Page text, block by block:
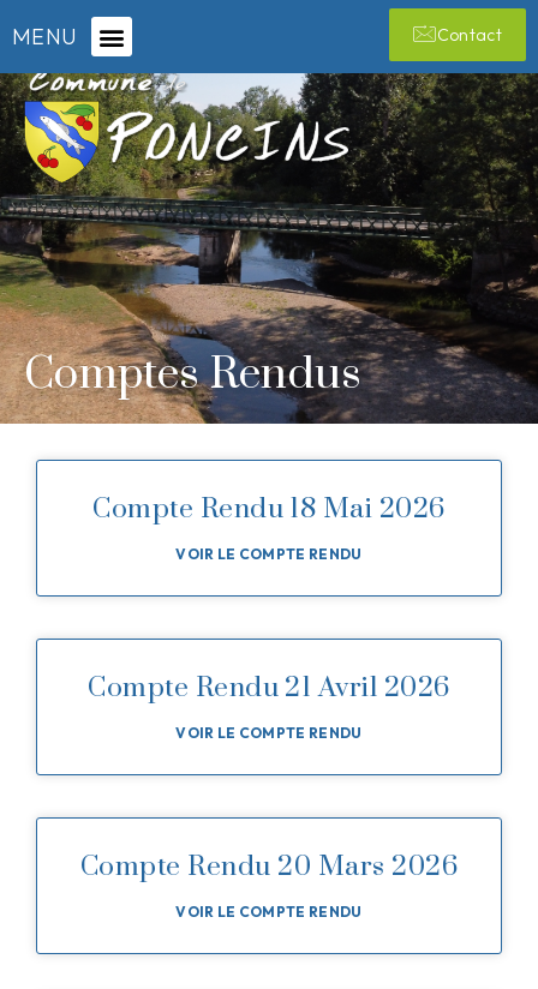
MENU Contact
Comptes Rendus
Compte Rendu 18 Mai 2026
VOIR LE COMPTE RENDU
Compte Rendu 21 Avril 2026
VOIR LE COMPTE RENDU
Compte Rendu 20 Mars 2026
VOIR LE COMPTE RENDU